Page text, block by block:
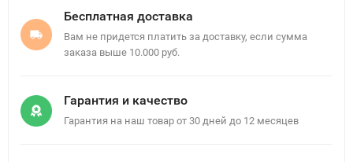
Бесплатная доставка
Вам не придется платить за доставку, если сумма
заказа выше 10.000 руб.
Гарантия и качество
Гарантия на наш товар от 30 дней до 12 месяцев